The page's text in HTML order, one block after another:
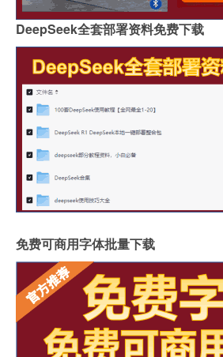
DeepSeek全套部署资料免费下载
免费可商用字体批量下载